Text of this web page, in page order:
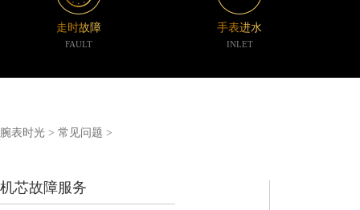
北京市东城区东长安街1号东方广场写字楼W3座6
北京市朝阳区建国门外大街甲6号华熙国际中心写
走时故障
FAULT
手表进水
INLET
腕表时光 > 常见问题 >
机芯故障服务